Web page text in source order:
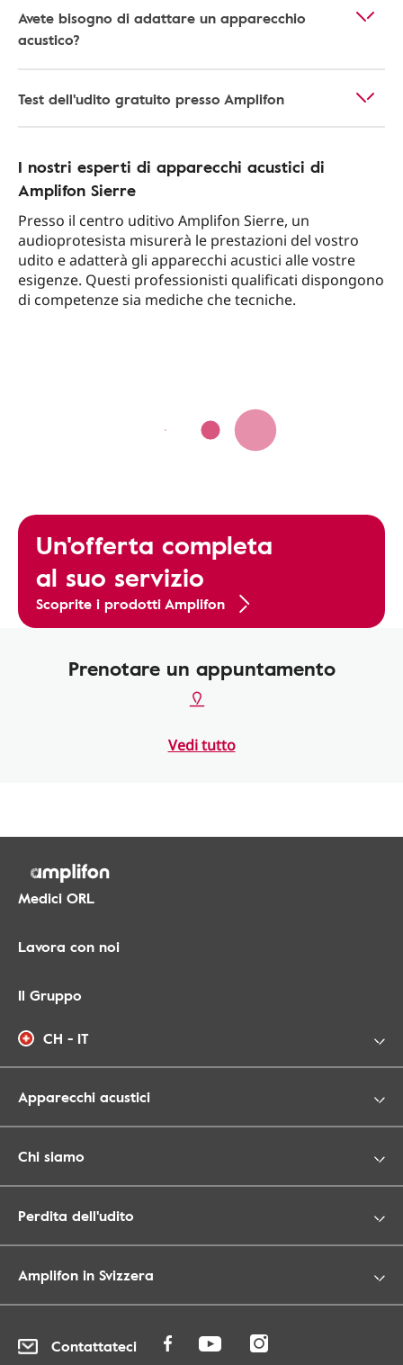
Avete bisogno di adattare un apparecchio
acustico?
Test dell'udito gratuito presso Amplifon
I nostri esperti di apparecchi acustici di
Amplifon Sierre
Presso il centro uditivo Amplifon Sierre, un
audioprotesista misurerà le prestazioni del vostro
udito e adatterà gli apparecchi acustici alle vostre
esigenze. Questi professionisti qualificati dispongono
di competenze sia mediche che tecniche.
Un'offerta completa
al suo servizio
Scoprite i prodotti Amplifon
Prenotare un appuntamento
Vedi tutto
Medici ORL
Lavora con noi
Il Gruppo
CH - IT
Apparecchi acustici
Chi siamo
Perdita dell'udito
Amplifon in Svizzera
Contattateci